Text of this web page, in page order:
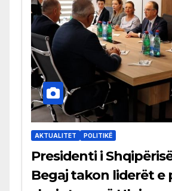
AKTUALITET POLITIKË
Presidenti i
Begaj takon liderët e